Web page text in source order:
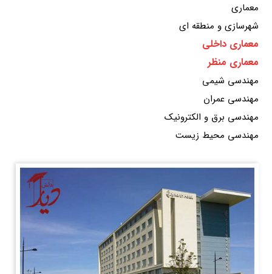
معماری
شهرسازی و منطقه ای
معماری داخلی
معماری منظر
مهندسی شیمی
مهندسی عمران
مهندسی برق و الکترونیک
مهندسی محیط زیست